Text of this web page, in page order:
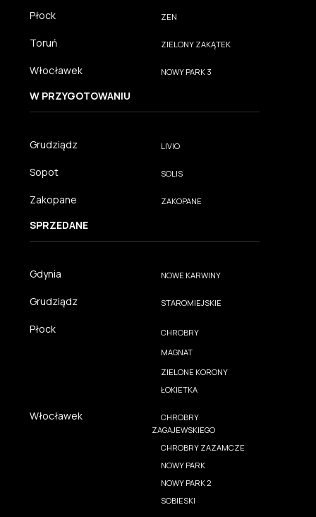
Płock ZEN
Toruń ZIELONY ZAKĄTEK
Włocławek NOWY PARK 3
W PRZYGOTOWANIU
Grudziądz LIVIO
Sopot SOLIS
Zakopane ZAKOPANE
SPRZEDANE
Gdynia NOWE KARWINY
Grudziądz STAROMIEJSKIE
Płock
CHROBRY
MAGNAT
ZIELONE KORONY
ŁOKIETKA
Włocławek
CHROBRY
ZAGAJEWSKIEGO
CHROBRY ZAZAMCZE
NOWY PARK
NOWY PARK 2
SOBIESKI